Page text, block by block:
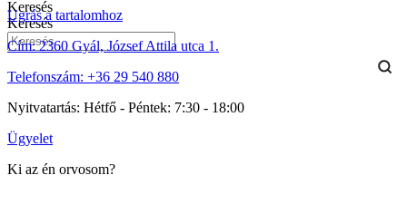
Ugrás a tartalomhoz
Cím:2360 Gyál, József Attila utca 1.
Telefonszám: +36 29 540 880
Nyitvatartás: Hétfő - Péntek: 7:30 - 18:00
Ügyelet
Ki az én orvosom?
Keresés
Keresés